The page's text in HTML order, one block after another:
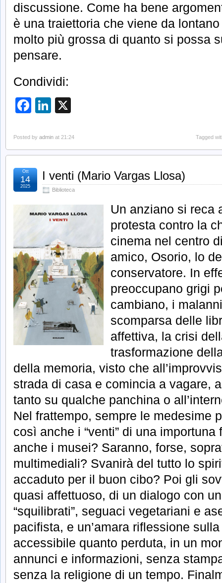
discussione. Come ha bene
è una traiettoria che viene da
molto più grossa di quanto si possa
pensare.
Condividi:
Facebook
LinkedIn
Posted by admin at 21:24 Tagged
I venti (Mario Vargas Llosa)
Biblioteca
Ott
14
2025
Un anziano si reca
protesta contro la
cinema nel centro
amico, Osorio, lo
conservatore. In
preoccupano grigi
cambiano, i
scomparsa delle
affettiva, la crisi
trasformazione
della memoria, visto che
strada di casa e comincia a vagare,
tanto su qualche panchina o
Nel frattempo, sempre le medesime
così anche i “venti” di una
anche i musei? Saranno, forse,
multimediali? Svanirà del tutto lo
accaduto per il buon cibo? Poi gli
quasi affettuoso, di un dialogo con
“squilibrati”, seguaci vegetariani e
pacifista, e un’amara riflessione
accessibile quanto perduta, in un
annunci e informazioni, senza
senza la religione di un tempo.